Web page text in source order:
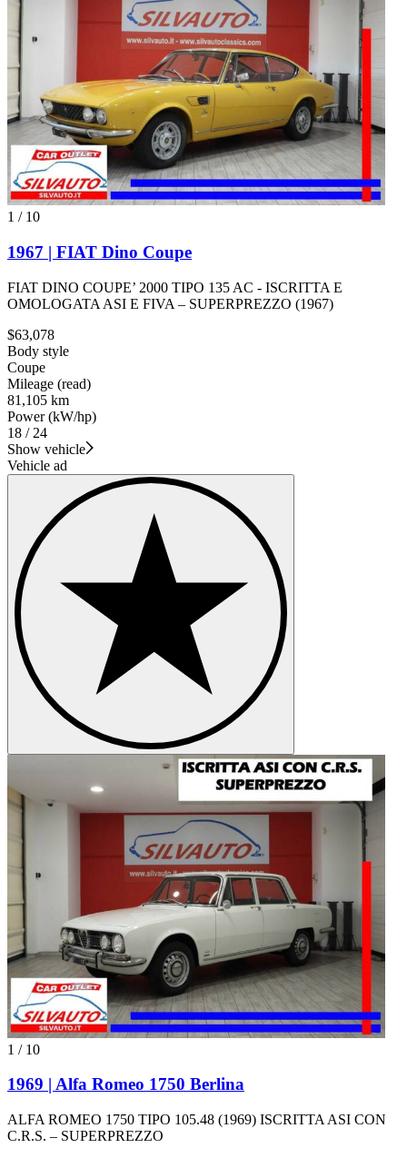
1 / 10
1967 | FIAT Dino Coupe
FIAT DINO COUPE’ 2000 TIPO 135 AC - ISCRITTA E
OMOLOGATA ASI E FIVA – SUPERPREZZO (1967)
$63,078
Body style
Coupe
Mileage (read)
81,105 km
Power (kW/hp)
18 / 24
Show vehicle
Vehicle ad
1 / 10
1969 | Alfa Romeo 1750 Berlina
ALFA ROMEO 1750 TIPO 105.48 (1969) ISCRITTA ASI CON
C.R.S. – SUPERPREZZO